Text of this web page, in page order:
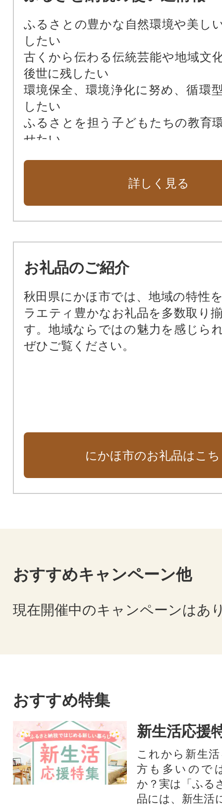
ふるさとの豊かな自然環境や美し
したい
古くから伝わる伝統芸能や地域文
後世に残したい
環境保全、環境浄化に努め、循環
したい
ふるさとを担う子どもたちの教育
せたい
防災対策や東日本大震災に関する
ってほしい
市長におまかせ
詳しく見る
お礼品のご紹介
秋田県にかほ市では、地域の特性
ラエティ豊かなお礼品を多数取り
す。地域ならではの魅力を感じら
ぜひご覧ください。
にかほ市のお礼品はこ
おすすめキャンペーン他
現在開催中のキャンペーンはあ
おすすめ特集
新生活応援
これから新生
方も多いので
か？実は「ふる
品には、新生活